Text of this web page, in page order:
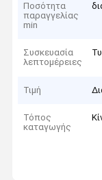
Ποσότητα
παραγγελίας
min
Συσκευασία
λεπτομέρειες
Τιμή
Τόπος
καταγωγής